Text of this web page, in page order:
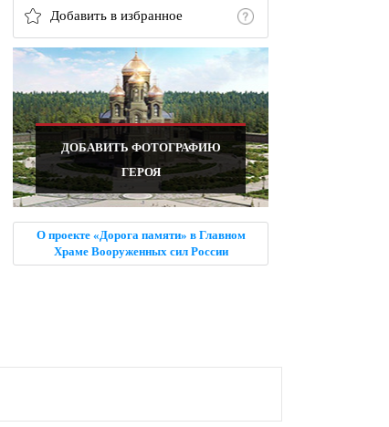
Добавить в избранное
ДОБАВИТЬ ФОТОГРАФИЮ
ГЕРОЯ
О проекте «Дорога памяти» в Главном
Храме Вооруженных сил России